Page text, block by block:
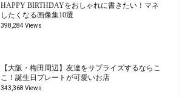
HAPPY BIRTHDAYをおしゃれに書きたい！マネ
したくなる画像集10選
398,284 Views
【大阪・梅田周辺】友達をサプライズするならこ
こ！誕生日プレートが可愛いお店
343,368 Views